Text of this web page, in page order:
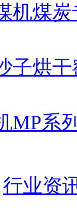
机煤
子烘
MP系
行业资